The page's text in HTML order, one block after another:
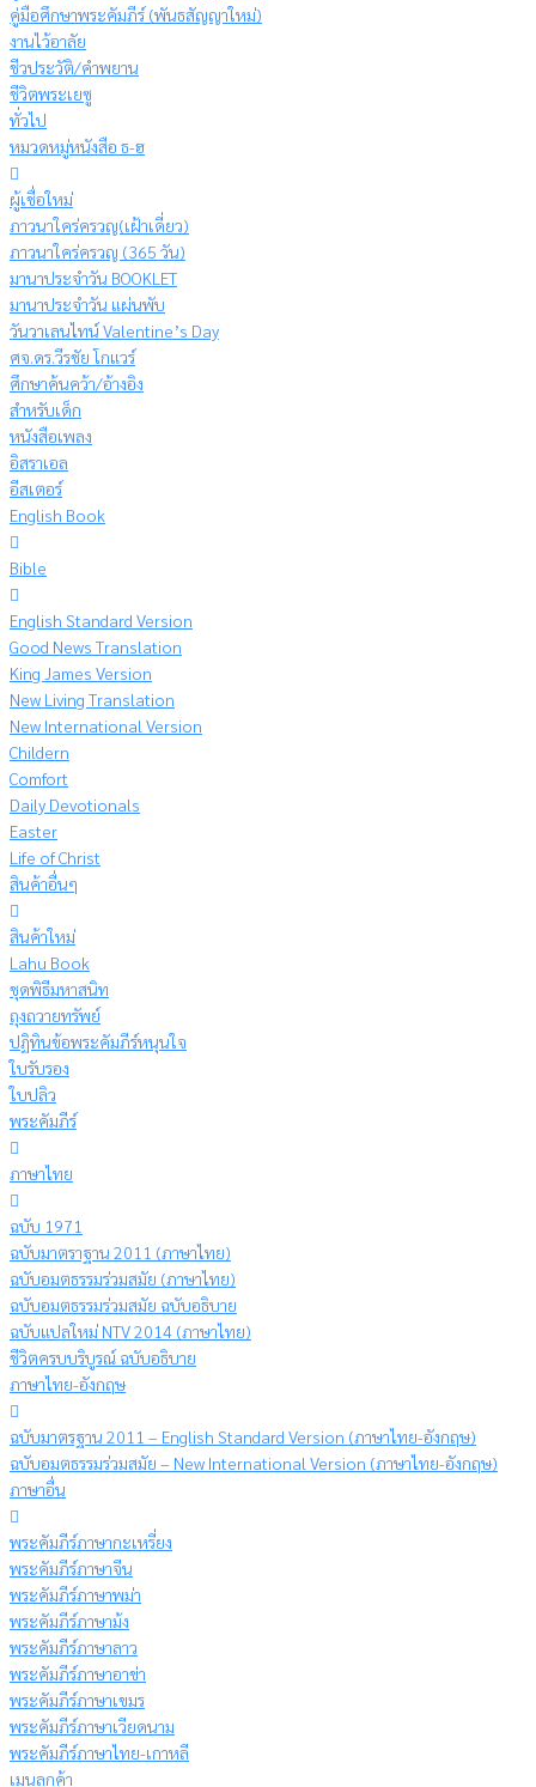
คู่มือศึกษาพระคัมภีร์ (พันธสัญญาใหม่)
งานไว้อาลัย
ชีวประวัติ/คำพยาน
ชีวิตพระเยซู
ทั่วไป
หมวดหมู่หนังสือ ธ-ฮ
ผู้เชื่อใหม่
ภาวนาใคร่ครวญ(เฝ้าเดี่ยว)
ภาวนาใคร่ครวญ (365 วัน)
มานาประจำวัน BOOKLET
มานาประจำวัน แผ่นพับ
วันวาเลนไทน์ Valentine’s Day
ศจ.ดร.วีรชัย โกแวร์
ศึกษาค้นคว้า/อ้างอิง
สำหรับเด็ก
หนังสือเพลง
อิสราเอล
อีสเตอร์
English Book
Bible
English Standard Version
Good News Translation
King James Version
New Living Translation
New International Version
Childern
Comfort
Daily Devotionals
Easter
Life of Christ
สินค้าอื่นๆ
สินค้าใหม่
Lahu Book
ชุดพิธีมหาสนิท
ถุงถวายทรัพย์
ปฏิทินข้อพระคัมภีร์หนุนใจ
ใบรับรอง
ใบปลิว
พระคัมภีร์
ภาษาไทย
ฉบับ 1971
ฉบับมาตราฐาน 2011 (ภาษาไทย)
ฉบับอมตธรรมร่วมสมัย (ภาษาไทย)
ฉบับอมตธรรมร่วมสมัย ฉบับอธิบาย
ฉบับแปลใหม่ NTV 2014 (ภาษาไทย)
ชีวิตครบบริบูรณ์ ฉบับอธิบาย
ภาษาไทย-อังกฤษ
ฉบับมาตรฐาน 2011 – English Standard Version (ภาษาไทย-อังกฤษ)
ฉบับอมตธรรมร่วมสมัย – New International Version (ภาษาไทย-อังกฤษ)
ภาษาอื่น
พระคัมภีร์ภาษากะเหรี่ยง
พระคัมภีร์ภาษาจีน
พระคัมภีร์ภาษาพม่า
พระคัมภีร์ภาษาม้ง
พระคัมภีร์ภาษาลาว
พระคัมภีร์ภาษาอาข่า
พระคัมภีร์ภาษาเขมร
พระคัมภีร์ภาษาเวียดนาม
พระคัมภีร์ภาษาไทย-เกาหลี
เมนูลูกค้า